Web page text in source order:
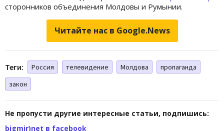
сторонников объединения Молдовы и Румынии.
Читайте нас в Google.News
Теги: Россия телевидение Молдова
пропаганда
закон
Не пропусти другие интересные статьи, подпишись:
bigmir)net в facebook